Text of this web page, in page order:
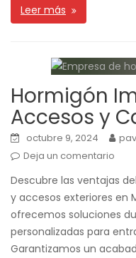
Leer más
Hormigón
Accesos y
octubre 9, 2024
Deja un comentario
Descubre las ventajas
y accesos exteriores en
ofrecemos soluciones
personalizadas para
Garantizamos un